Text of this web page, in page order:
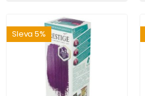
Sleva 5%